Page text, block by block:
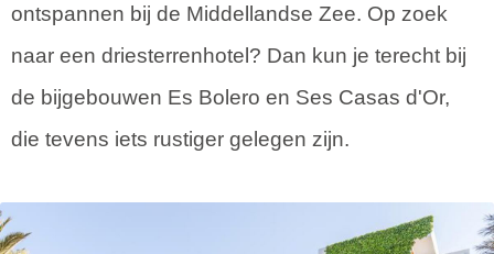
ontspannen bij de Middellandse Zee. Op zoek
naar een driesterrenhotel? Dan kun je terecht bij
de bijgebouwen Es Bolero en Ses Casas d'Or,
die tevens iets rustiger gelegen zijn.